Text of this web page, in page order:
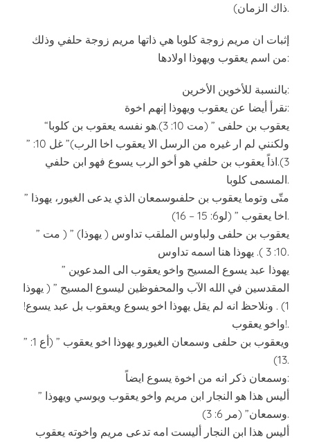
ذاك الزمان).
إثبات ان مريم زوجة كلوبا هي ذاتها مريم زوجة حلفي وذلك
من اسم يعقوب ويهوذا اولادها:
بالنسبة للأخوين الأخرين:
نقرأ أيضا عن يعقوب ويهوذا إنهم اخوة:
“يعقوب بن حلفى ” (مت 10: 3).هو نفسه يعقوب بن كلوبا
” ولكنني لم ار غيره من الرسل الا يعقوب اخا الرب)” غل 10:
3).اذاً يعقوب بن حلفي هو أخو الرب يسوع فهو ابن حلفي
المسمى كلوبا.
” متّى وتوما يعقوب بن حلفىوسمعان الذي يدعى الغيور، يهوذا
اخا يعقوب ” (لو6: 15 – 16).
” يعقوب بن حلفى ولباوس الملقب تداوس ( يهوذا) ” ( مت
10: 3 ). يهوذا هنا اسمه تداوس.
” يهوذا عبد يسوع المسيح واخو يعقوب الى المدعوين
المقدسين في الله الآب والمحفوظين ليسوع المسيح ” ( يهوذا
1) . ونلاحظ انه لم يقل يهوذا اخو يسوع ويعقوب بل عبد يسوع!
واخو يعقوب!.
” ويعقوب بن حلفى وسمعان الغيورو يهوذا اخو يعقوب ” (أع 1:
13).
وسمعان ذكر انه من اخوة يسوع ايضاً:
” أليس هذا هو النجار ابن مريم واخو يعقوب ويوسي ويهوذا
وسمعان” (مر 6: 3).
أليس هذا ابن النجار أليست امه تدعى مريم واخوته يعقوب